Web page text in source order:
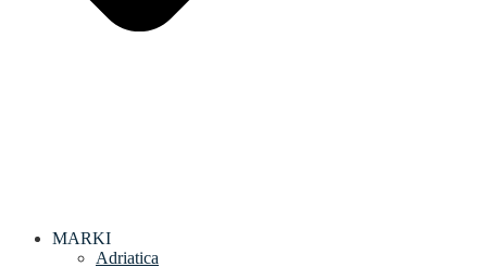
MARKI
Adriatica